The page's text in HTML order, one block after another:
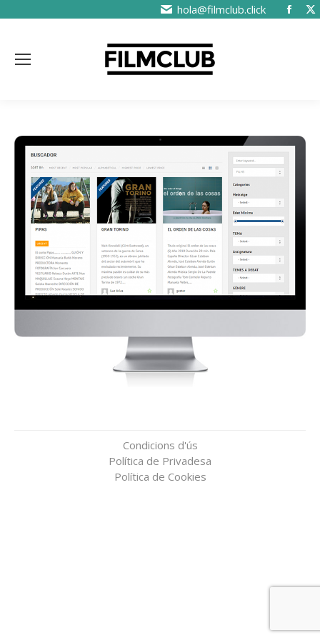
hola@filmclub.click
Condicions d'ús
Política de Privadesa
Política de Cookies